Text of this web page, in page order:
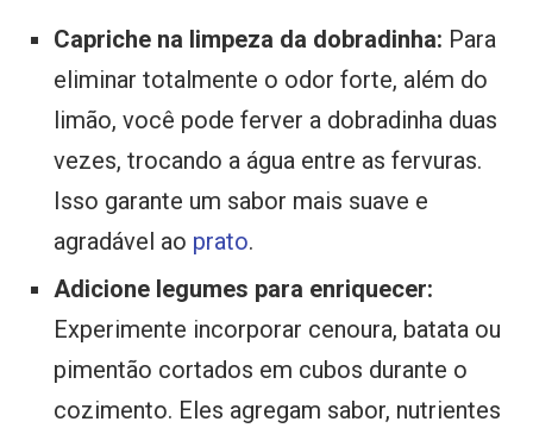
Capriche na limpeza da dobradinha: Para
eliminar totalmente o odor forte, além do
limão, você pode ferver a dobradinha duas
vezes, trocando a água entre as fervuras.
Isso garante um sabor mais suave e
agradável ao prato.
Adicione legumes para enriquecer:
Experimente incorporar cenoura, batata ou
pimentão cortados em cubos durante o
cozimento. Eles agregam sabor, nutrientes